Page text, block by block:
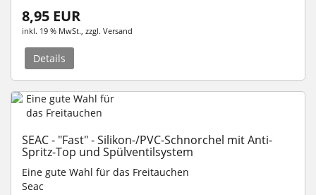
8,95 EUR
inkl. 19 % MwSt. , zzgl. Versand
Details
SEAC - "Fast" - Silikon-/PVC-Schnorchel mit Anti-
Spritz-Top und Spülventilsystem
Eine gute Wahl für das Freitauchen
Seac